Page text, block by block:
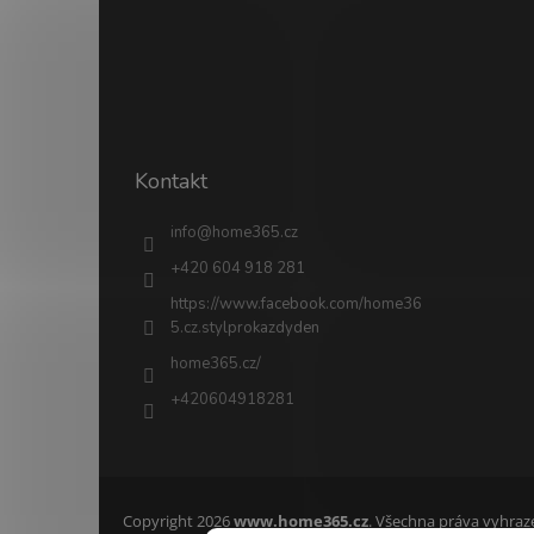
Kontakt
info@home365.cz
+420 604 918 281
https://www.facebook.com/home36
5.cz.stylprokazdyden
home365.cz/
+420604918281
Copyright 2026www.home365.cz. Všechna práva